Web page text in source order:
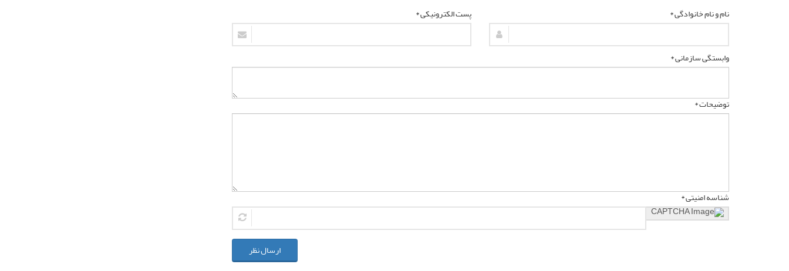
نام و نام خانوادگی * پست الکترونیکی *
وابستگی سازمانی *
توضیحات *
شناسه امنیتی *
ارسال نظر